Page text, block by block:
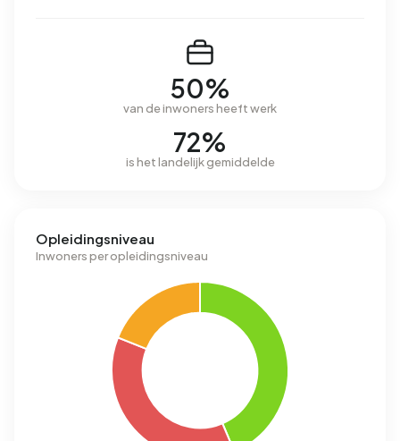
50%
van de inwoners heeft werk
72%
is het landelijk gemiddelde
Opleidingsniveau
Inwoners per opleidingsniveau